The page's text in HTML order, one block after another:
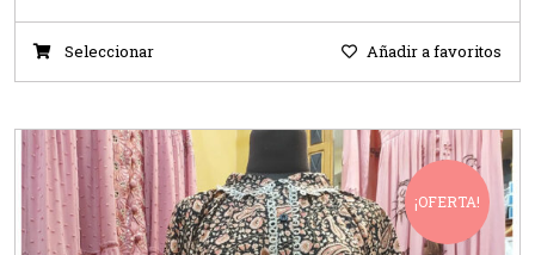
Seleccionar Añadir a favoritos
¡OFERTA!